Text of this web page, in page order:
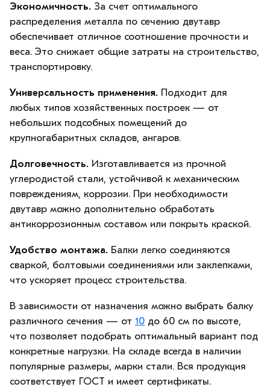
Экономичность. За счет оптимального
распределения металла по сечению двутавр
обеспечивает отличное соотношение прочности и
веса. Это снижает общие затраты на строительство,
транспортировку.
Универсальность применения. Подходит для
любых типов хозяйственных построек — от
небольших подсобных помещений до
крупногабаритных складов, ангаров.
Долговечность. Изготавливается из прочной
углеродистой стали, устойчивой к механическим
повреждениям, коррозии. При необходимости
двутавр можно дополнительно обработать
антикоррозионным составом или покрыть краской.
Удобство монтажа. Балки легко соединяются
сваркой, болтовыми соединениями или заклепками,
что ускоряет процесс строительства.
В зависимости от назначения можно выбрать балку
различного сечения — от 10 до 60 см по высоте,
что позволяет подобрать оптимальный вариант под
конкретные нагрузки. На складе всегда в наличии
популярные размеры, марки стали. Вся продукция
соответствует ГОСТ и имеет сертификаты.